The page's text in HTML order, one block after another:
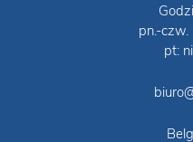
pn.-
pt: